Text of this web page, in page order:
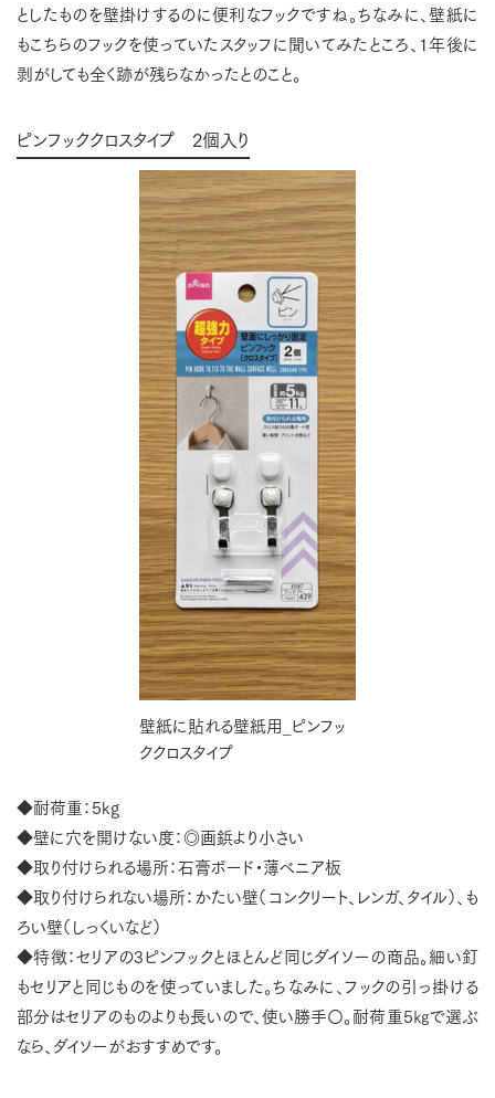
としたものを壁掛けするのに便利なフックですね。ちなみに、壁紙に
もこちらのフックを使っていたスタッフに聞いてみたところ、1年後に
剥がしても全く跡が残らなかったとのこと。
ピンフッククロスタイプ 2個入り
壁紙に貼れる壁紙用_ピンフッ
ククロスタイプ
◆耐荷重：5kg
◆壁に穴を開けない度：◎画鋲より小さい
◆取り付けられる場所：石膏ボード・薄べニア板
◆取り付けられない場所：かたい壁（コンクリート、レンガ、タイル）、も
ろい壁（しっくいなど）
◆特徴：セリアの3ピンフックとほとんど同じダイソーの商品。細い釘
もセリアと同じものを使っていました。ちなみに、フックの引っ掛ける
部分はセリアのものよりも長いので、使い勝手〇。耐荷重5㎏で選ぶ
なら、ダイソーがおすすめです。